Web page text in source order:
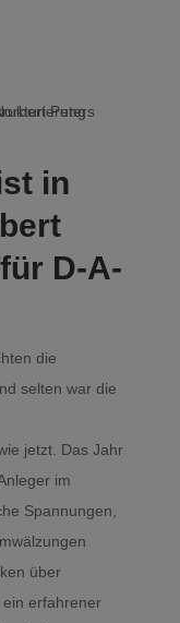
in
D-A-
die
selten war die
jetzt. Das Jahr
im
Spannungen,
über
erfahrener